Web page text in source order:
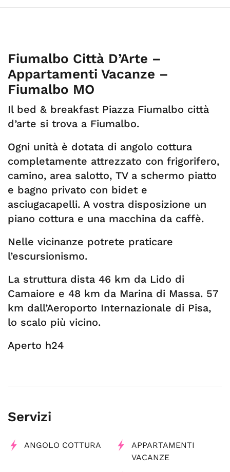
Fiumalbo Città D’Arte –
Appartamenti Vacanze –
Fiumalbo MO
Il bed & breakfast Piazza Fiumalbo città
d’arte si trova a Fiumalbo.
Ogni unità è dotata di angolo cottura
completamente attrezzato con frigorifero,
camino, area salotto, TV a schermo piatto
e bagno privato con bidet e
asciugacapelli. A vostra disposizione un
piano cottura e una macchina da caffè.
Nelle vicinanze potrete praticare
l’escursionismo.
La struttura dista 46 km da Lido di
Camaiore e 48 km da Marina di Massa. 57
km dall’Aeroporto Internazionale di Pisa,
lo scalo più vicino.
Aperto h24
Servizi
ANGOLO COTTURA
APPARTAMENTI
VACANZE